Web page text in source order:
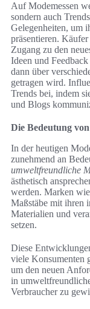
Auf Modemessen
sondern auch
Gelegenheiten, um
präsentieren.
Zugang zu den
Ideen und
dann über
getragen wird.
Trends bei, indem
und Blogs
Die Bedeutung
In der heutigen
zunehmend an
umweltfreundliche
ästhetisch
werden. Marken
Maßstäbe mit ihren
Materialien und
setzen.
Diese
viele Konsumenten
um den neuen
in
Verbraucher zu